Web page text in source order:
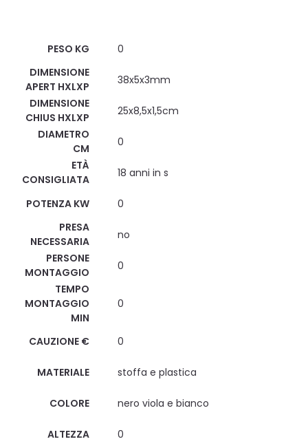
PESO KG
0
DIMENSIONE
APERT HXLXP
38x5x3mm
DIMENSIONE
CHIUS HXLXP
25x8,5x1,5cm
DIAMETRO
CM
0
ETÀ
CONSIGLIATA
18 anni in s
POTENZA KW
0
PRESA
NECESSARIA
no
PERSONE
MONTAGGIO
0
TEMPO
MONTAGGIO
MIN
0
CAUZIONE € 0
MATERIALE stoffa e plastica
COLORE nero viola e bianco
ALTEZZA 0